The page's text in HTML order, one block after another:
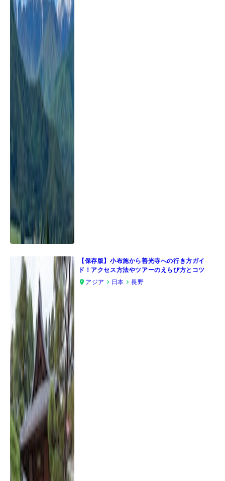
【保存版】小布施から善光寺への行き方ガイ
ド！アクセス方法やツアーのえらび方とコツ
アジア
日本 長野